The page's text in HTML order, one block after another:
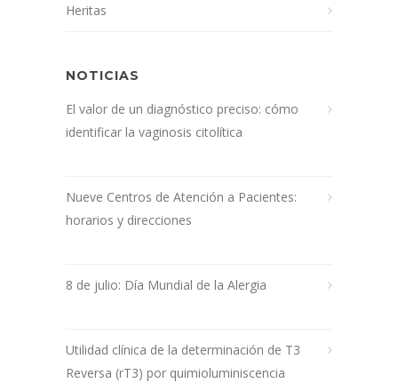
Heritas
NOTICIAS
El valor de un diagnóstico preciso: cómo
identificar la vaginosis citolítica
Nueve Centros de Atención a Pacientes:
horarios y direcciones
8 de julio: Día Mundial de la Alergia
Utilidad clínica de la determinación de T3
Reversa (rT3) por quimioluminiscencia